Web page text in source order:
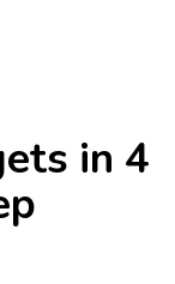
in 4